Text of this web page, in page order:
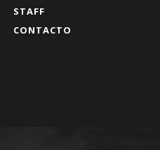
STAFF
CONTACTO